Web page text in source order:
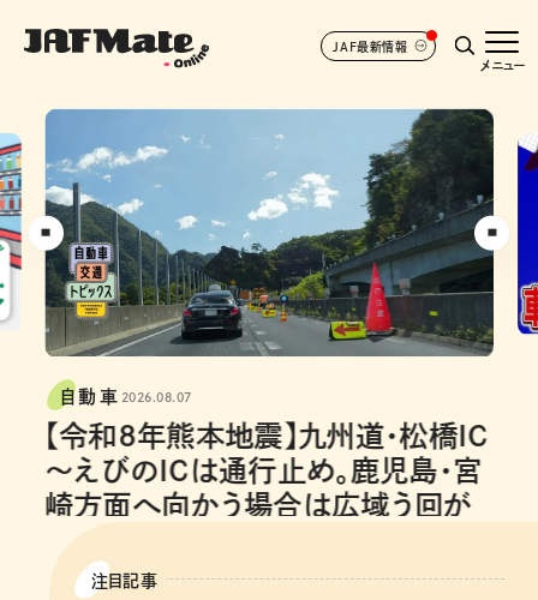
JAF最新情報
メニュー
安全運転2026.08.07
同乗者をカーブで酔わせない！ プ
ロのハンドル操作を徹底解説
【動画で解説】４分でわかる酔わない運転、ポイントは
ドライバーのお悩み解決！ 菰田潔の運転レッス
ン
注目記事